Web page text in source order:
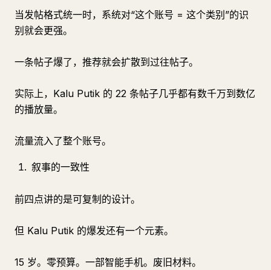
当发帖格式统一时，系统对“这个账号 = 这个类别”的识
别就会更强。
一条帖子爆了，推荐就会扩散到过往帖子。
实际上，Kalu Putik 的 22 条帖子几乎都有数千万到数亿
的播放量。
流量流入了整个账号。
叙事的一致性
前四点讲的是可复制的设计。
但 Kalu Putik 的爆发还有一个元素。
15 岁。零预算。一部智能手机。废旧材料。